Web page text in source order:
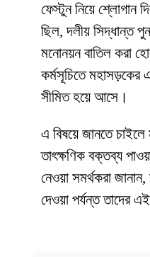
ফেস্টুন নিয়ে শ্লোগান
ছিল, দলীয় সিদ্ধান্ত
মনোনয়ন বাতিল করা
কর্মসূচিতে মহাসড়কের
সীমিত হয়ে আসে।
এ বিষয়ে জানতে চাইলে
তাৎক্ষণিক বক্তব্য
নেওয়া সমর্থকরা
দেওয়া পর্যন্ত তাদের